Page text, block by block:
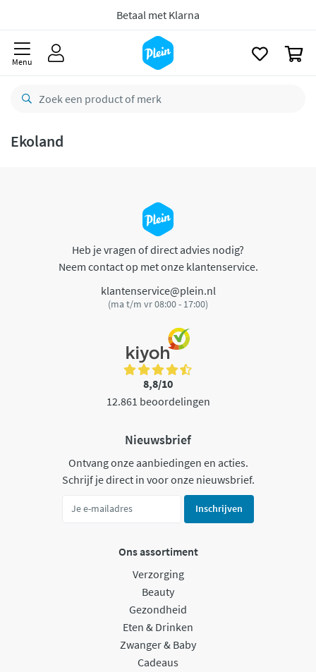
Betaal met Klarna
Menu
Ekoland
Heb je vragen of direct advies nodig?
Neem contact op met onze klantenservice.
klantenservice@plein.nl
(ma t/m vr 08:00 - 17:00)
8,8/10
12.861 beoordelingen
Nieuwsbrief
Ontvang onze aanbiedingen en acties.
Schrijf je direct in voor onze nieuwsbrief.
Inschrijven
Ons assortiment
Verzorging
Beauty
Gezondheid
Eten & Drinken
Zwanger & Baby
Cadeaus